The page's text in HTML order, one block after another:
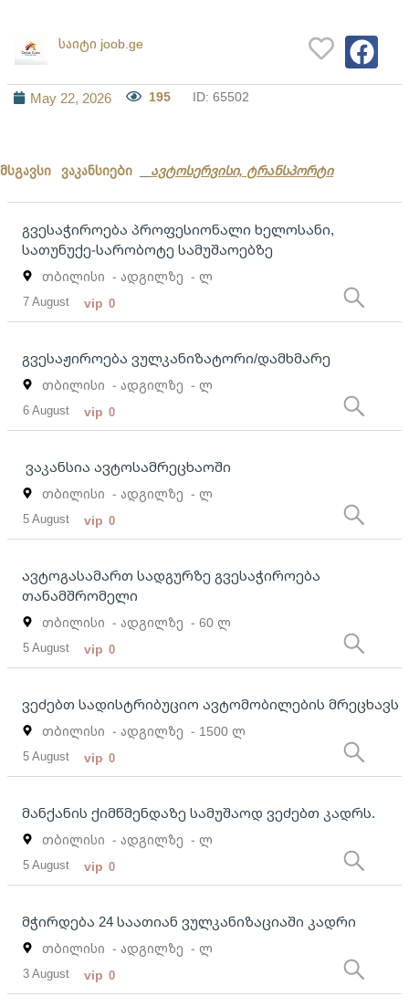
საიტი joob.ge
May 22, 2026 195 ID: 65502
მსგავსი ვაკანსიები ავტოსერვისი, ტრანსპორტი
გვესაჭიროება პროფესიონალი ხელოსანი,
სათუნუქე-სარობოტე სამუშაოებზე
თბილისი - ადგილზე - ლ
7 August vip 0
გვესაჟიროება ვულკანიზატორი/დამხმარე
თბილისი - ადგილზე - ლ
6 August vip 0
ვაკანსია ავტოსამრეცხაოში
თბილისი - ადგილზე - ლ
5 August vip 0
ავტოგასამართ სადგურზე გვესაჭიროება
თანამშრომელი
თბილისი - ადგილზე - 60 ლ
5 August vip 0
ვეძებთ სადისტრიბუციო ავტომობილების მრეცხავს
თბილისი - ადგილზე - 1500 ლ
5 August vip 0
მანქანის ქიმწმენდაზე სამუშაოდ ვეძებთ კადრს.
თბილისი - ადგილზე - ლ
5 August vip 0
მჭირდება 24 საათიან ვულკანიზაციაში კადრი
თბილისი - ადგილზე - ლ
3 August vip 0